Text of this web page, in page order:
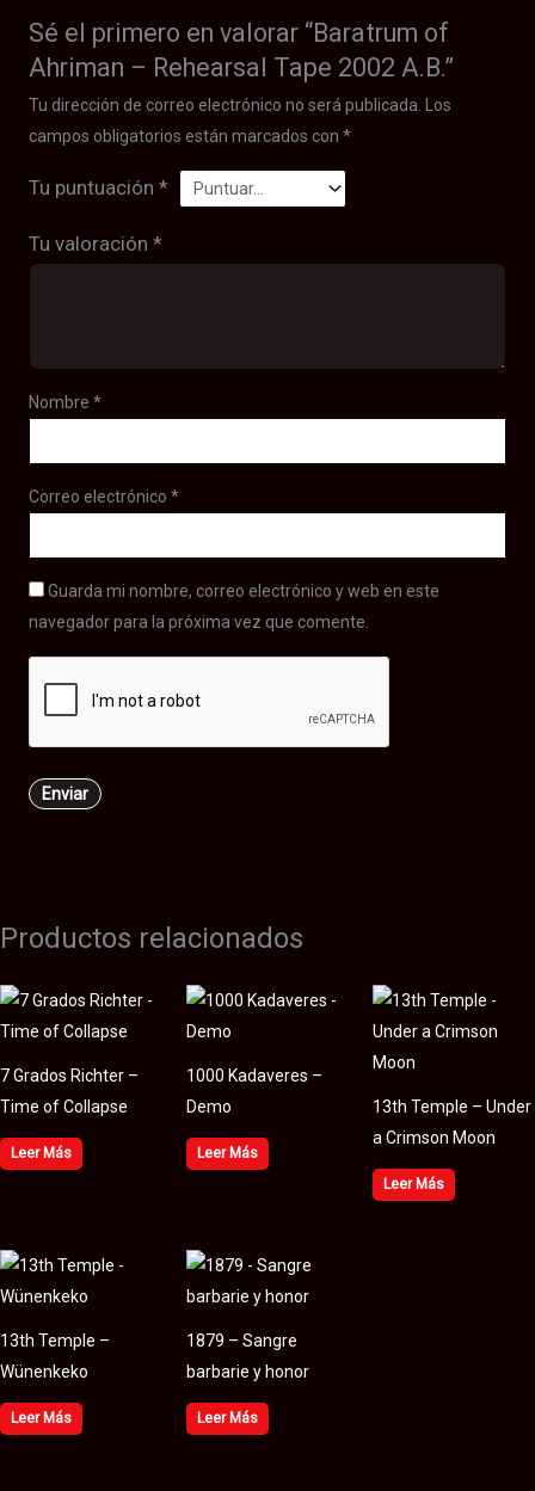
Sé el primero en valorar “Baratrum of
Ahriman – Rehearsal Tape 2002 A.B.”
Tu dirección de correo electrónico no será publicada.
Los
campos obligatorios están marcados con*
Tu puntuación*
Tu valoración*
Nombre*
Correo electrónico*
Guarda mi nombre, correo electrónico y web en este
navegador para la próxima vez que comente.
Productos relacionados
7 Grados Richter –
Time of Collapse
Leer Más
1000 Kadaveres –
Demo
Leer Más
13th Temple – Under
a Crimson Moon
Leer Más
13th Temple –
Wünenkeko
Leer Más
1879 – Sangre
barbarie y honor
Leer Más